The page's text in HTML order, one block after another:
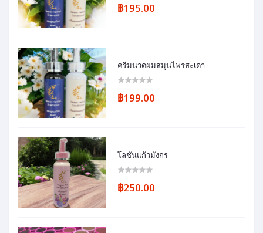
฿195.00
ครีมนวดผมสมุนไพรสะเดา
฿199.00
โลชั่นแก้วมังกร
฿250.00